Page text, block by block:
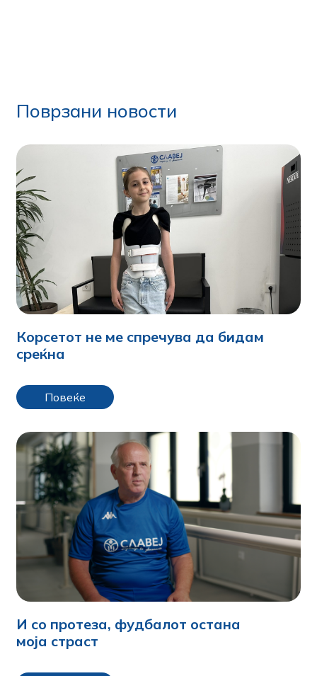
Поврзани новости
Корсетот не ме спречува да бидам
среќна
Повеќе
И со протеза, фудбалот остана
моја страст